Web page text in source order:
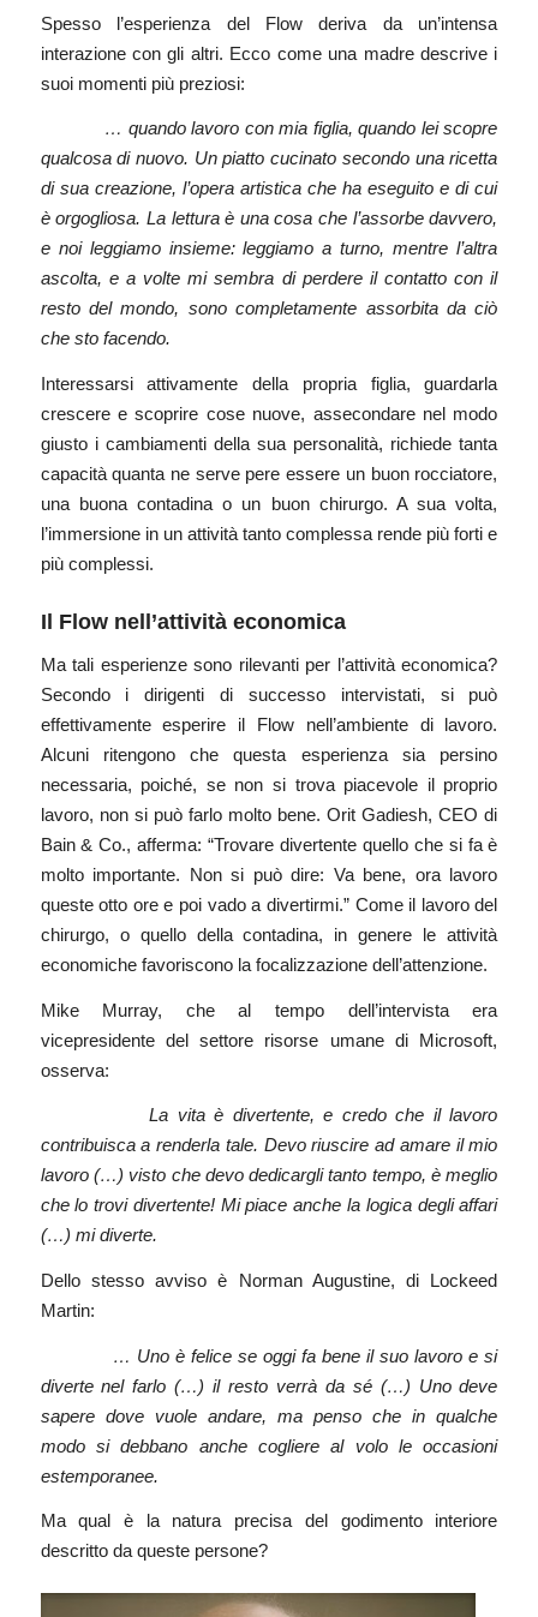
Spesso l’esperienza del Flow deriva da un’intensa
interazione con gli altri. Ecco come una madre descrive i
suoi momenti più preziosi:
… quando lavoro con mia figlia, quando lei scopre
qualcosa di nuovo. Un piatto cucinato secondo una ricetta
di sua creazione, l’opera artistica che ha eseguito e di cui
è orgogliosa. La lettura è una cosa che l’assorbe davvero,
e noi leggiamo insieme: leggiamo a turno, mentre l’altra
ascolta, e a volte mi sembra di perdere il contatto con il
resto del mondo, sono completamente assorbita da ciò
che sto facendo.
Interessarsi attivamente della propria figlia, guardarla
crescere e scoprire cose nuove, assecondare nel modo
giusto i cambiamenti della sua personalità, richiede tanta
capacità quanta ne serve pere essere un buon rocciatore,
una buona contadina o un buon chirurgo. A sua volta,
l’immersione in un attività tanto complessa rende più forti e
più complessi.
Il Flow nell’attività economica
Ma tali esperienze sono rilevanti per l’attività economica?
Secondo i dirigenti di successo intervistati, si può
effettivamente esperire il Flow nell’ambiente di lavoro.
Alcuni ritengono che questa esperienza sia persino
necessaria, poiché, se non si trova piacevole il proprio
lavoro, non si può farlo molto bene. Orit Gadiesh, CEO di
Bain & Co., afferma: “Trovare divertente quello che si fa è
molto importante. Non si può dire: Va bene, ora lavoro
queste otto ore e poi vado a divertirmi.” Come il lavoro del
chirurgo, o quello della contadina, in genere le attività
economiche favoriscono la focalizzazione dell’attenzione.
Mike Murray, che al tempo dell’intervista era
vicepresidente del settore risorse umane di Microsoft,
osserva:
La vita è divertente, e credo che il lavoro
contribuisca a renderla tale. Devo riuscire ad amare il mio
lavoro (…) visto che devo dedicargli tanto tempo, è meglio
che lo trovi divertente! Mi piace anche la logica degli affari
(…) mi diverte.
Dello stesso avviso è Norman Augustine, di Lockeed
Martin:
… Uno è felice se oggi fa bene il suo lavoro e si
diverte nel farlo (…) il resto verrà da sé (…) Uno deve
sapere dove vuole andare, ma penso che in qualche
modo si debbano anche cogliere al volo le occasioni
estemporanee.
Ma qual è la natura precisa del godimento interiore
descritto da queste persone?